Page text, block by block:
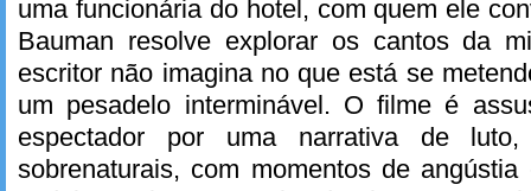
uma funcionária do hotel, com quem ele
Bauman resolve explorar os cantos da
escritor não imagina no que está se
um pesadelo interminável. O filme é
espectador por uma narrativa de
sobrenaturais, com momentos de